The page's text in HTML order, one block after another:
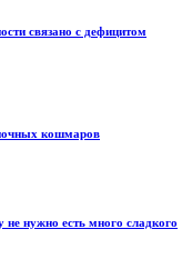
связано с дефицитом
кошмаров
нужно есть много сладкого